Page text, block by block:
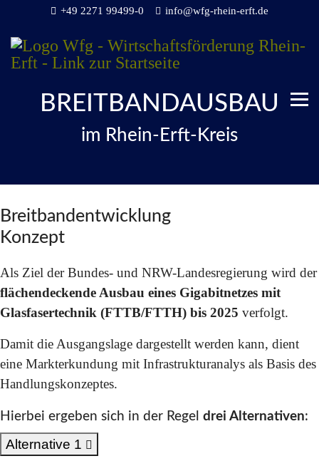
+49 2271 99499-0 info@wfg-rhein-erft.de
BREITBANDAUSBAU
im Rhein-Erft-Kreis
Breitbandentwicklung
Konzept
Als Ziel der Bundes- und NRW-Landesregierung wird der
flächendeckende Ausbau eines Gigabitnetzes mit
Glasfasertechnik (FTTB/FTTH) bis 2025 verfolgt.
Damit die Ausgangslage dargestellt werden kann, dient
eine Markterkundung mit Infrastrukturanalys als Basis des
Handlungskonzeptes.
Hierbei ergeben sich in der Regel drei Alternativen:
Alternative 1